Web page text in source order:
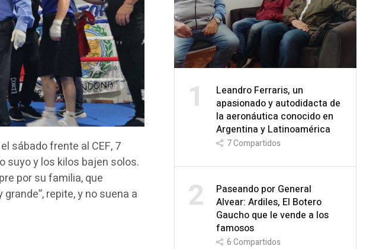
sábado frente al CEF, 7
suyo y los kilos bajen solos.
por su familia, que
repite, y no suena a
1
Leandro Ferraris, un
apasionado y autodidacta de
la aeronáutica conocido en
Argentina y Latinoamérica
7Compartidos
2
Paseando por General
Alvear: Ardiles, El Botero
Gaucho que le vende a los
famosos
6Compartidos